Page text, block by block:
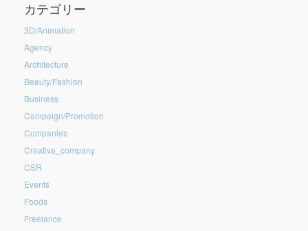
カテゴリー
3D/Animation
Agency
Architecture
Beauty/Fashion
Business
Campaign/Promotion
Companies
Creative_company
CSR
Events
Foods
Freelance